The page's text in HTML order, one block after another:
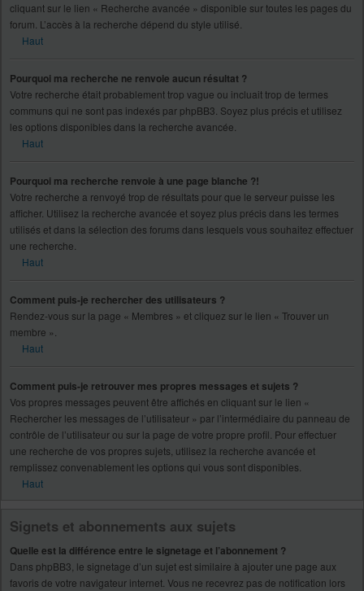
cliquant sur le lien « Recherche avancée » disponible sur toutes les pages du
forum. L’accès à la recherche dépend du style utilisé.
Haut
Pourquoi ma recherche ne renvoie aucun résultat ?
Votre recherche était probablement trop vague ou incluait trop de termes
communs qui ne sont pas indexés par phpBB3. Soyez plus précis et utilisez
les options disponibles dans la recherche avancée.
Haut
Pourquoi ma recherche renvoie à une page blanche ?!
Votre recherche a renvoyé trop de résultats pour que le serveur puisse les
afficher. Utilisez la recherche avancée et soyez plus précis dans les termes
utilisés et dans la sélection des forums dans lesquels vous souhaitez effectuer
une recherche.
Haut
Comment puis-je rechercher des utilisateurs ?
Rendez-vous sur la page « Membres » et cliquez sur le lien « Trouver un
membre ».
Haut
Comment puis-je retrouver mes propres messages et sujets ?
Vos propres messages peuvent être affichés en cliquant sur le lien «
Rechercher les messages de l’utilisateur » par l’intermédiaire du panneau de
contrôle de l’utilisateur ou sur la page de votre propre profil. Pour effectuer
une recherche de vos propres sujets, utilisez la recherche avancée et
remplissez convenablement les options qui vous sont disponibles.
Haut
Signets et abonnements aux sujets
Quelle est la différence entre le signetage et l’abonnement ?
Dans phpBB3, le signetage d’un sujet est similaire à ajouter une page aux
favoris de votre navigateur internet. Vous ne recevrez pas de notification lors